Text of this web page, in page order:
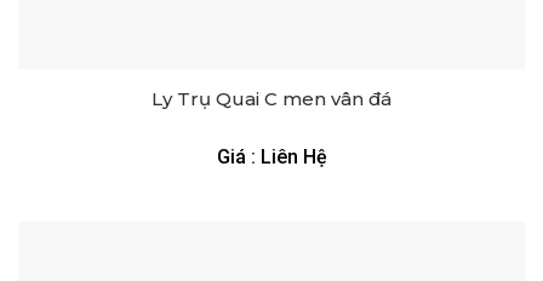
Ly Trụ Quai C men vân đá
Giá : Liên Hệ